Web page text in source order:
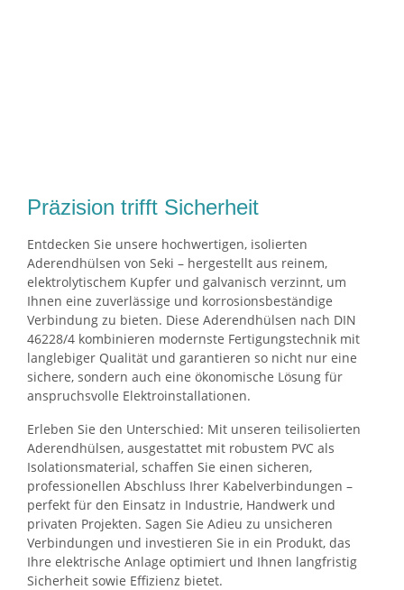
Präzision trifft Sicherheit
Entdecken Sie unsere hochwertigen, isolierten
Aderendhülsen von Seki – hergestellt aus reinem,
elektrolytischem Kupfer und galvanisch verzinnt, um
Ihnen eine zuverlässige und korrosionsbeständige
Verbindung zu bieten. Diese Aderendhülsen nach DIN
46228/4 kombinieren modernste Fertigungstechnik mit
langlebiger Qualität und garantieren so nicht nur eine
sichere, sondern auch eine ökonomische Lösung für
anspruchsvolle Elektroinstallationen.
Erleben Sie den Unterschied: Mit unseren teilisolierten
Aderendhülsen, ausgestattet mit robustem PVC als
Isolationsmaterial, schaffen Sie einen sicheren,
professionellen Abschluss Ihrer Kabelverbindungen –
perfekt für den Einsatz in Industrie, Handwerk und
privaten Projekten. Sagen Sie Adieu zu unsicheren
Verbindungen und investieren Sie in ein Produkt, das
Ihre elektrische Anlage optimiert und Ihnen langfristig
Sicherheit sowie Effizienz bietet.